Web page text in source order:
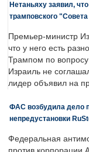
Нетаньяху заявил,
трамповского
Премьер-министр
что у него есть
Трампом по
Израиль не
лидер объявил на
ФАС возбудила дело
непредустановки
Федеральная